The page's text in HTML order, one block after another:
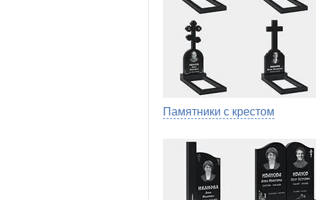
Памятники с крестом